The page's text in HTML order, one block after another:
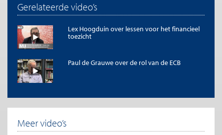
Gerelateerde video’s
Lex Hoogduin over lessen voor het financieel
toezicht
Paul de Grauwe over de rol van de ECB
Meer video’s